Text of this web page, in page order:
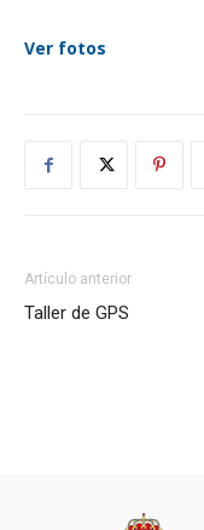
Ver fotos
Artículo anterior
Taller de GPS